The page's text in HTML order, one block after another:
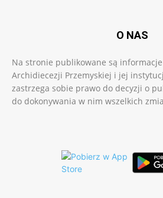
O NAS
Na stronie publikowane są
Archidiecezji Przemyskiej i jej
zastrzega sobie prawo do decyzji o
do dokonywania w nim wszelkich